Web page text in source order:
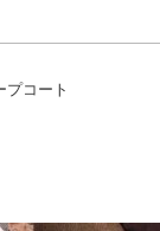
プコート